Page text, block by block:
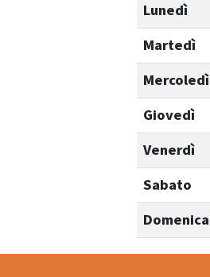
Lunedì
Martedì
Mercoledì
Giovedì
Venerdì
Sabato
Domenica